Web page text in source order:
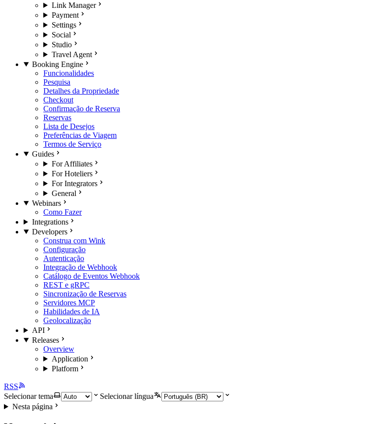
Link Manager
Payment
Settings
Social
Studio
Travel Agent
Booking Engine
Funcionalidades
Pesquisa
Detalhes da Propriedade
Checkout
Confirmação de Reserva
Reservas
Lista de Desejos
Preferências de Viagem
Termos de Serviço
Guides
For Affiliates
For Hoteliers
For Integrators
General
Webinars
Como Fazer
Integrations
Developers
Construa com Wink
Configuração
Autenticação
Integração de Webhook
Catálogo de Eventos Webhook
REST e gRPC
Sincronização de Reservas
Servidores MCP
Habilidades de IA
Geolocalização
API
Releases
Overview
Application
Platform
RSS
Selecionar tema
Selecionar língua
Nesta página